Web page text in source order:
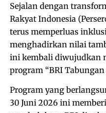
Sejalan dengan
Rakyat Indonesia
terus memperluas
menghadirkan nilai
ini kembali diwujudkan
program “BRI Tabungan
Program yang
30 Juni 2026 ini